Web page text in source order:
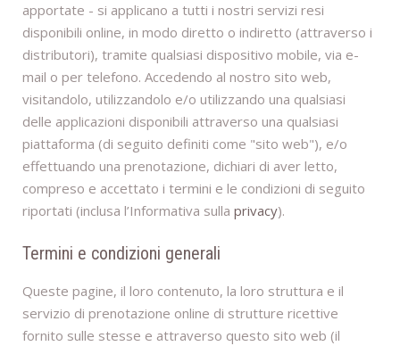
apportate - si applicano a tutti i nostri servizi resi
disponibili online, in modo diretto o indiretto (attraverso i
distributori), tramite qualsiasi dispositivo mobile, via e-
mail o per telefono. Accedendo al nostro sito web,
visitandolo, utilizzandolo e/o utilizzando una qualsiasi
delle applicazioni disponibili attraverso una qualsiasi
piattaforma (di seguito definiti come "sito web"), e/o
effettuando una prenotazione, dichiari di aver letto,
compreso e accettato i termini e le condizioni di seguito
riportati (inclusa l’Informativa sulla privacy).
Termini e condizioni generali
Queste pagine, il loro contenuto, la loro struttura e il
servizio di prenotazione online di strutture ricettive
fornito sulle stesse e attraverso questo sito web (il